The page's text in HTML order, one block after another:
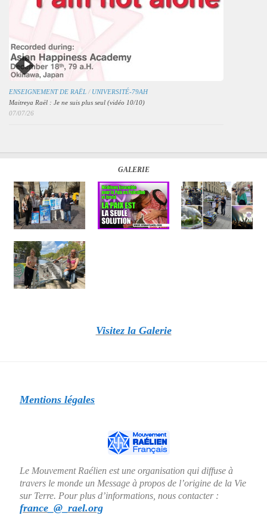
ENSEIGNEMENT DE RAËL / UNIVERSITÉ-79AH
Maitreya Raël : Je ne suis plus seul (vidéo 10/10)
07/07/26
GALERIE
Visitez la Galerie
Mentions légales
Le Mouvement Raélien est une organisation qui diffuse à
travers le monde un Message à propos de l’origine de la Vie
sur Terre. Pour plus d’informations, nous contacter :
france_@_rael.org